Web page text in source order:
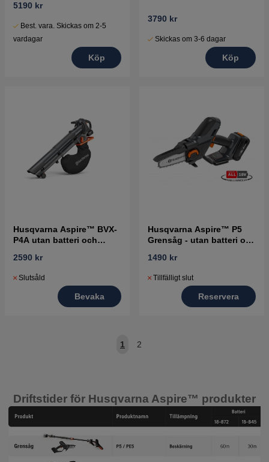
och laddare
5190 kr
Best. vara. Skickas om 2-5
vardagar
Köp
3790 kr
Skickas om 3-6 dagar
Köp
Husqvarna Aspire™ BVX-
P4A utan batteri och
2590 kr
Slutsåld
Bevaka
Husqvarna Aspire™ P5
Grensåg - utan batteri och
1490 kr
Tillfälligt slut
Reservera
1 2
Driftstider för Husqvarna Aspire™ produkter